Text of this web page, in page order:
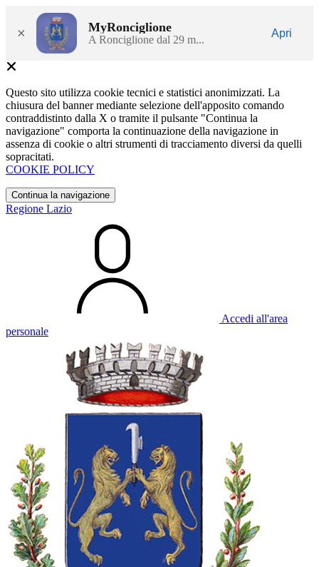
× MyRonciglione
A Ronciglione dal 29 m...
Apri
Questo sito utilizza cookie tecnici e statistici anonimizzati. La
chiusura del banner mediante selezione dell'apposito comando
contraddistinto dalla X o tramite il pulsante "Continua la
navigazione" comporta la continuazione della navigazione in
assenza di cookie o altri strumenti di tracciamento diversi da quelli
sopracitati.
COOKIE POLICY
Continua la navigazione
Regione Lazio
Accedi all'area
personale